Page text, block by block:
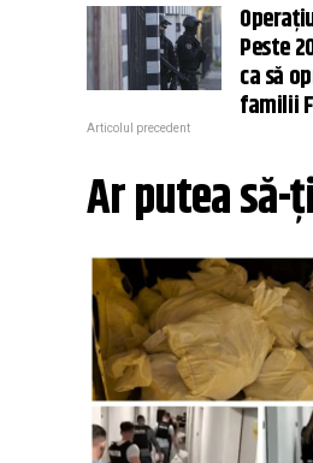
Peste
ca să
familii
Articolul precedent
Ar putea să-